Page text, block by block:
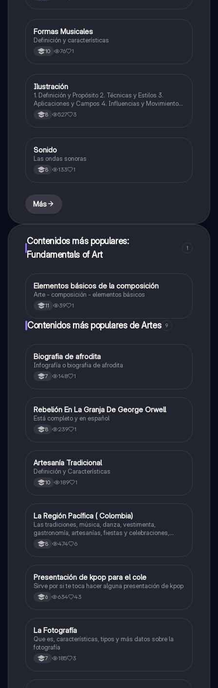
Música
Formas Musicales
Definición y características
10 76 1
Artes
Ilustración
1. Definición y Propósito 2. Técnicas y Estilos 3.
Aplicaciones y Campos 4. Influencias y Movimientos
Artísticos 5. Ética en la Ilustración 6. Desarrollo
Profesional y Educativo 7. Ejemplos y Referencias
8 527 3
Música
Sonido
Las ondas sonoras
8 133 1
Más
Contenidos más populares:
Fundamentals of Art
1
Artes
Elementos básicos de la composición
Arte - composición - elementos básicos
11 39 1
Contenidos más populares de Artes 9
Artes
Biografia de afrodita
Infografía o biografia de afrodita
7 148 1
Sociales/Historia
Rebelión En La Granja De George Orwell
Está completo y en español
8 239 1
Artes
Artesanía Tradicional
Definición y Características
10 189 1
Artes
La Región Pacífica ( Colombia)
Las tradiciones, música, danza, vestimenta,
gastronomía, artesanías, fiestas y celebraciones,
medicina tradicional, ritmos e instrumentos
musicales.
8 474 6
Artes
Presentación de kpop para el cole
Sirve por si te toca hacer alguna presentación de kpop
6 634 43
Artes
La Fotografía
Que es, características, tipos y más datos sobre la
fotografía
7 185 3